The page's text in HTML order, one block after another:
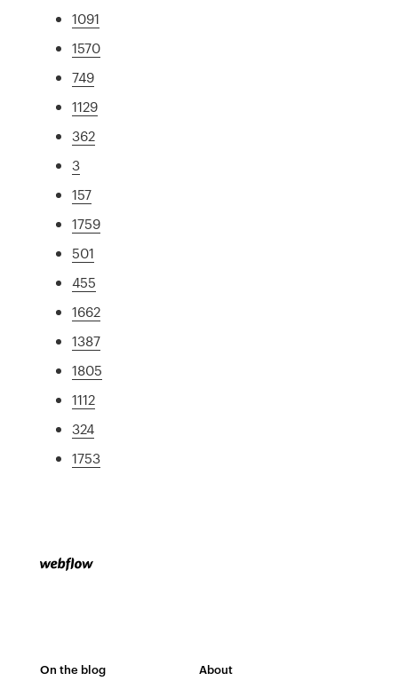
1091
1570
749
1129
362
3
157
1759
501
455
1662
1387
1805
1112
324
1753
On the blog About